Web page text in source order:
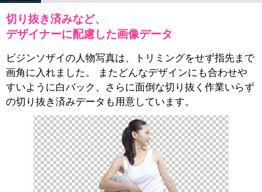
切り抜き済みなど、
デザイナーに配慮した画像データ
ビジンソザイの人物写真は、トリミングをせず指先まで
画角に入れました。 またどんなデザインにも合わせや
すいように白バック、さらに面倒な切り抜く作業いらず
の切り抜き済みデータも用意しています。